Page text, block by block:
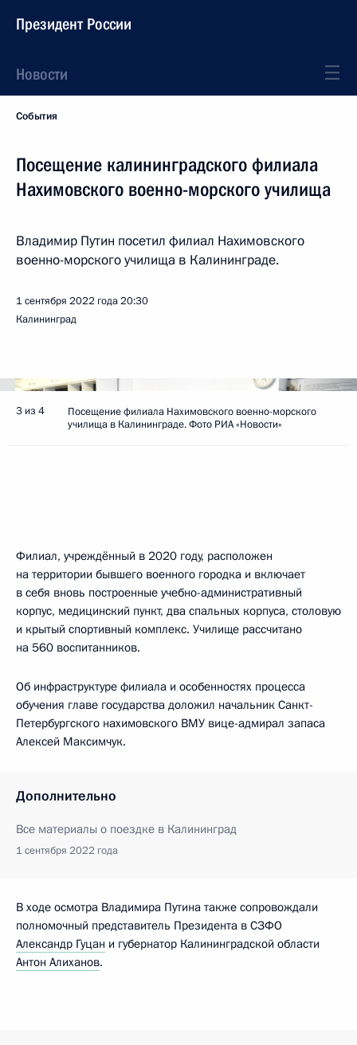
Президент России
Новости
События
Посещение калининградского филиала
Нахимовского военно-морского училища
Владимир Путин посетил филиал Нахимовского
военно-морского училища в Калининграде.
1 сентября 2022 года20:30
Калининград
3 из 4
Посещение филиала Нахимовского военно-морского
училища в Калининграде. Фото РИА «Новости»
Филиал, учреждённый в 2020 году, расположен
на территории бывшего военного городка и включает
в себя вновь построенные учебно-административный
корпус, медицинский пункт, два спальных корпуса, столовую
и крытый спортивный комплекс. Училище рассчитано
на 560 воспитанников.
Об инфраструктуре филиала и особенностях процесса
обучения главе государства доложил начальник Санкт-
Петербургского нахимовского ВМУ вице-адмирал запаса
Алексей Максимчук.
Дополнительно
Все материалы о поездке в Калининград
1 сентября 2022 года
В ходе осмотра Владимира Путина также сопровождали
полномочный представитель Президента в СЗФО
Александр Гуцан и губернатор Калининградской области
Антон Алиханов.